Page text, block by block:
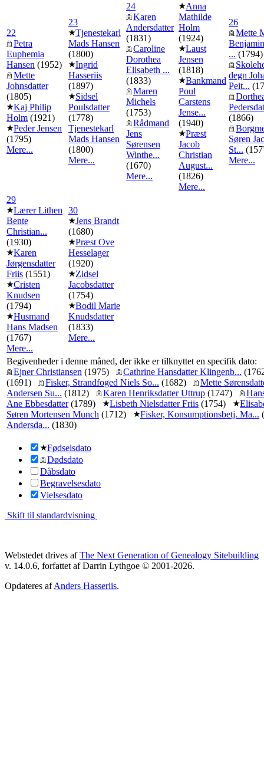
22
Petra
Euphemia
Hansen (1952)
Mette
Johnsdatter
(1805)
Kaj Philip
Holm (1921)
Peder Jensen
(1795)
Mere...
23
Tjenestekarl
Mads Hansen
(1800)
Ingrid
Hasseriis
(1897)
Sidsel
Poulsdatter
(1778)
Tjenestekarl
Mads Hansen
(1800)
Mere...
24
Karen
Andersdatter
(1831)
Caroline
Dorothea
Elisabeth ...
(1833)
Maren
Michels
(1753)
Rådmand
Jens
Sørensen
Winthe...
(1670)
Mere...
Anna
Mathilde
Holm
(1924)
Laust
Jensen
(1818)
Bankmand
Poul
Carstens
Jense...
(1940)
Præst
Jacob
Christian
August...
(1826)
Mere...
26
Mette
... (1794)
degn
Peit...
(1866)
Søren
St...
Mere...
29
Lærer Lithen
Bente
Christian...
(1930)
Karen
Jørgensdatter
Friis (1551)
Cristen
Knudsen
(1794)
Husmand
Hans Madsen
(1767)
Mere...
30
Jens Brandt
(1680)
Præst Ove
Hesselager
(1920)
Zidsel
Jacobsdatter
(1754)
Bodil Marie
Knudsdatter
(1833)
Mere...
Begivenheder i denne måned, der ikke er tilknyttet en specifik dato:
Ejner Christiansen (1975) Cathrine Hansdatter Klingenb...
(1691)
Fisker, Strandfoged Niels So... (1682)
Mette
Andersen Su... (1812) Karen Henriksdatter Uttrup (1747)
Ane Ebbesdatter(1789) Lisbeth Nielsdatter Friis (1754)
Søren Mortensen Munch (1712) Fisker, Konsumptionsbetj. Ma...
Andersda... (1830)
Fødselsdato
Dødsdato
Dåbsdato
Begravelsesdato
Vielsesdato
Skift til standardvisning
Webstedet drives afThe Next Generation of Genealogy Sitebuilding
v. 14.0.6, forfattet af Darrin Lythgoe © 2001-2026.
Opdateres afAnders Hasseriis.